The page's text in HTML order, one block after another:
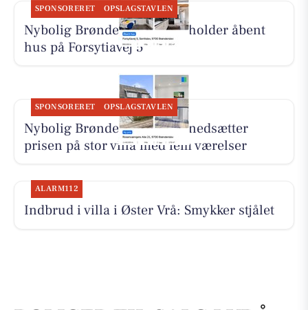
SPONSORERET OPSLAGSTAVLEN
Nybolig Brønderslev & Vrå holder åbent
hus på Forsytiavej 5
SPONSORERET OPSLAGSTAVLEN
Nybolig Brønderslev & Vrå nedsætter
prisen på stor villa med fem værelser
ALARM112
Indbrud i villa i Øster Vrå: Smykker stjålet